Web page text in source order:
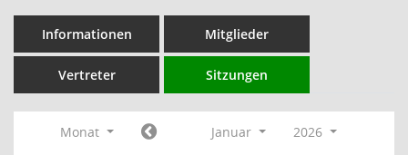
Informationen Mitglieder
Vertreter Sitzungen
Monat Januar
2026